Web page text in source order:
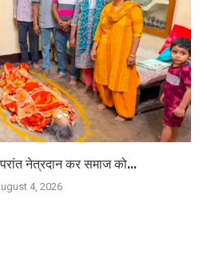
नेत्रदान कर समाज को...
4, 2026